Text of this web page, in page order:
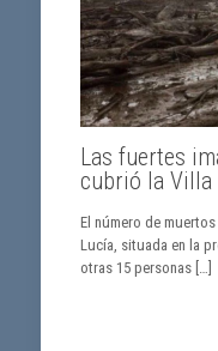
Las fuertes
cubrió la Villa
El número de
Lucía, situada en la
otras 15 personas[…]